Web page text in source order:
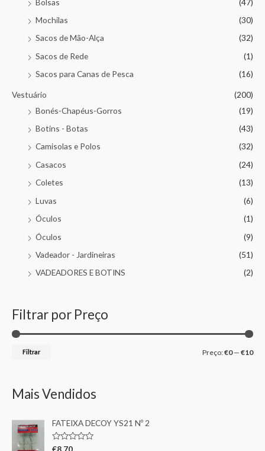
Mochilas
(30)
Sacos de Mão-Alça
(32)
Sacos de Rede
(1)
Sacos para Canas de Pesca
(16)
Vestuário
(200)
Bonés-Chapéus-Gorros
(19)
Botins - Botas
(43)
Camisolas e Polos
(32)
Casacos
(24)
Coletes
(13)
Luvas
(6)
Óculos
(1)
Óculos
(9)
Vadeador - Jardineiras
(51)
VADEADORES E BOTINS
(2)
Filtrar por Preço
Filtrar Preço:€0— €10
Mais Vendidos
FATEIXA DECOY YS21 Nº 2
A
€8,70